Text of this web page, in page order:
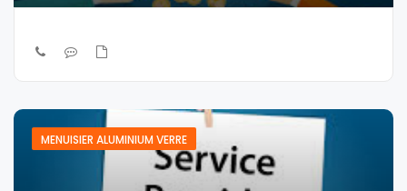
MENUISIER ALUMINIUM VERRE